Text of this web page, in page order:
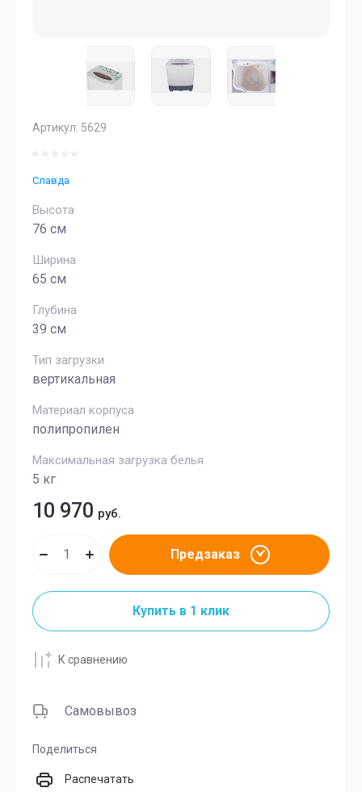
Артикул: 5629
Славда
Высота
76 см
Ширина
65 см
Глубина
39 см
Тип загрузки
вертикальная
Материал корпуса
полипропилен
Максимальная загрузка белья
5 кг
10 970 руб.
Предзаказ
Купить в 1 клик
К сравнению
Самовывоз
Поделиться
Распечатать